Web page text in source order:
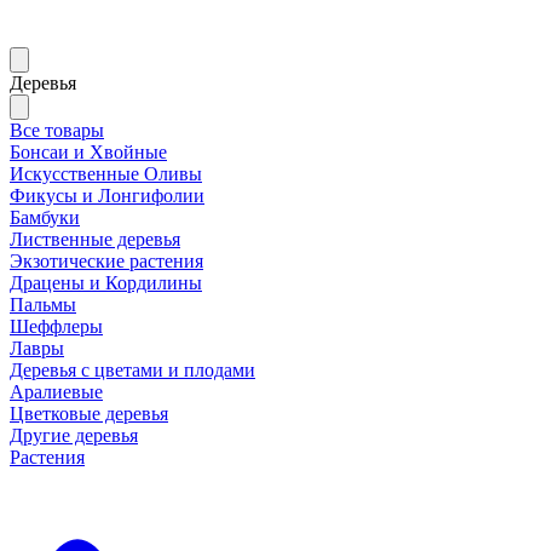
Деревья
Все товары
Бонсаи и Хвойные
Искусственные Оливы
Фикусы и Лонгифолии
Бамбуки
Лиственные деревья
Экзотические растения
Драцены и Кордилины
Пальмы
Шеффлеры
Лавры
Деревья с цветами и плодами
Аралиевые
Цветковые деревья
Другие деревья
Растения